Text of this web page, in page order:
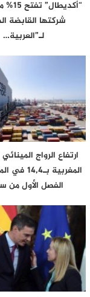
شركتها القابضة
لـ”العربية…
ارتفاع الرواج
المغربية
الفصل الأول من